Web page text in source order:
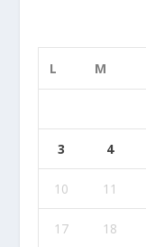
L M
3 4
10 11
17 18